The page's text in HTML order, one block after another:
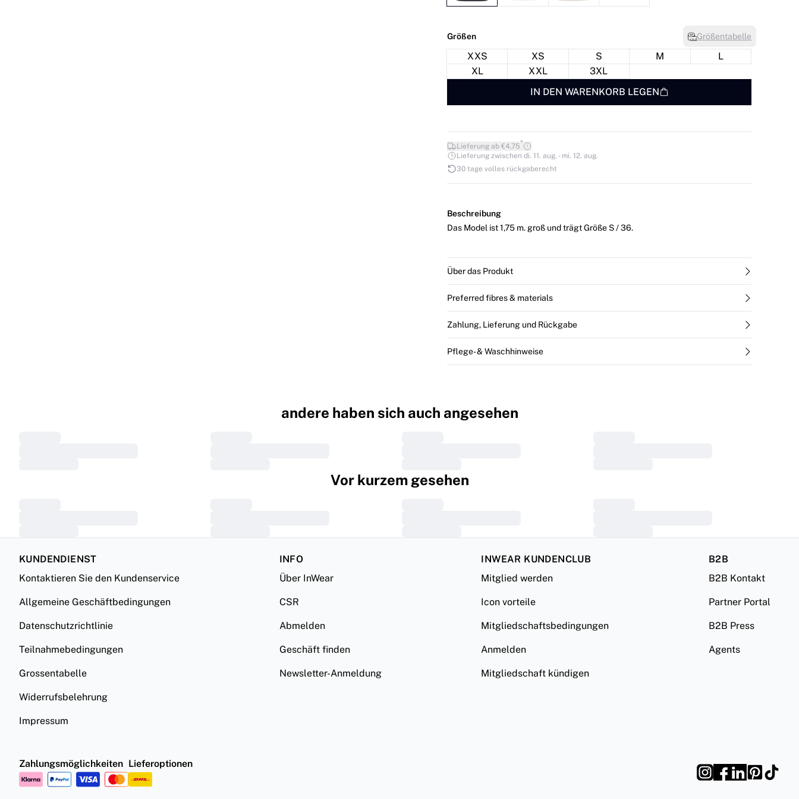
Größen Größentabelle
XXS XS S M
L
XL
XXL
3XL
IN DEN WARENKORB LEGEN
Lieferung ab €4,75*
Lieferung zwischen di. 11. aug. - mi. 12. aug.
30 tage volles rückgaberecht
Beschreibung
Das Model ist 1,75 m. groß und trägt Größe S / 36.
Über das Produkt
Preferred fibres & materials
Zahlung, Lieferung und Rückgabe
Pflege- & Waschhinweise
andere haben sich auch angesehen
Vor kurzem gesehen
KUNDENDIENST
Kontaktieren Sie den Kundenservice
Allgemeine Geschäftbedingungen
Datenschutzrichtlinie
Teilnahmebedingungen
Grossentabelle
Widerrufsbelehrung
Impressum
INFO
Über InWear
CSR
Abmelden
Geschäft finden
Newsletter-Anmeldung
INWEAR KUNDENCLUB
Mitglied werden
Icon vorteile
Mitgliedschaftsbedingungen
Anmelden
Mitgliedschaft kündigen
B2B
B2B Kontakt
Partner Portal
B2B Press
Agents
Zahlungsmöglichkeiten Lieferoptionen